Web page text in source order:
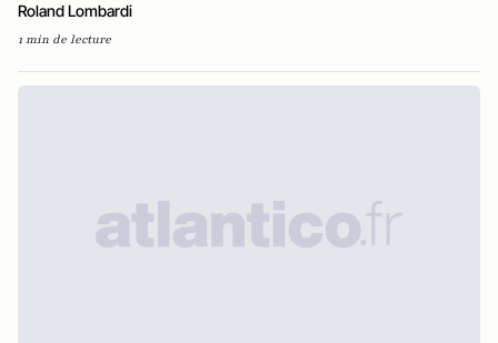
Roland Lombardi
1 min de lecture